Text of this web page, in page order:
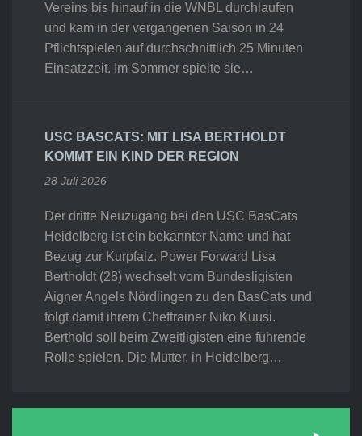
Vereins bis hinauf in die WNBL durchlaufen
und kam in der vergangenen Saison in 24
Pflichtspielen auf durchschnittlich 25 Minuten
Einsatzzeit. Im Sommer spielte sie…
USC BASCATS: MIT LISA BERTHOLDT
KOMMT EIN KIND DER REGION
28 Juli 2026
Der dritte Neuzugang bei den USC BasCats
Heidelberg ist ein bekannter Name und hat
Bezug zur Kurpfalz. Power Forward Lisa
Bertholdt (28) wechselt vom Bundesligisten
Aigner Angels Nördlingen zu den BasCats und
folgt damit ihrem Cheftrainer Niko Kuusi.
Berthold soll beim Zweitligisten eine führende
Rolle spielen. Die Mutter, in Heidelberg…